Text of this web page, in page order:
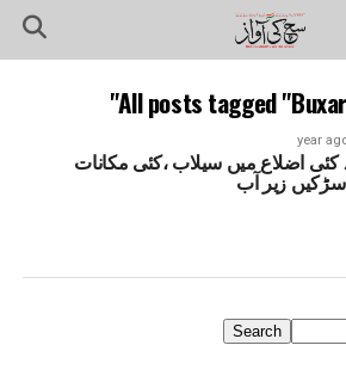
All posts tagged
کئی اضلاع میں سیلاب ،کئی مکانات
زیر آب
Search